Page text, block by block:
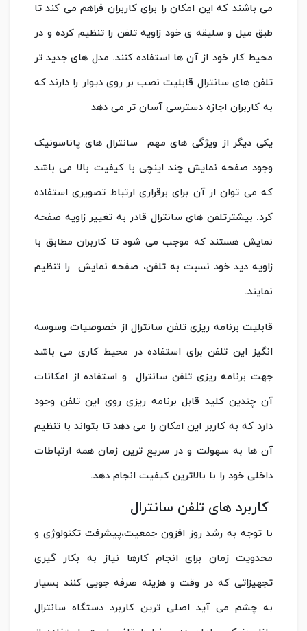
می باشند که این امکان را برای کاربران فراهم می کند تا
طبق میل و سلیقه ی خود زاویه تلفن را تنظیم کرده و در
محیط کار خود از آن ها استفاده کنند. مدل های جدید تر
تلفن های سانترال قابلیت نصب بر روی دیوار را دارند که
به کاربران اجازه دسترسی آسان تر می دهد
یکی دیگر از ویژگی های مهم سانترال های پاناسونیک
وجود صفحه نمایش چند اینچی با کیفیت بالا می باشد
که می توان از آن برای برقراری ارتباط تصویری استفاده
کرد. بیشترتلفن های سانترال قادر به تغییر زاویه صفحه
نمایش هستند که موجب می شود تا کاربران مطابق با
زاویه دید خود نسبت به تلفن، صفحه نمایش را تنظیم
نمایند.
قابلیت برنامه ریزی تلفن سانترال از خصوصیات وسوسه
انگیز این تلفن برای استفاده در محیط کاری می باشد
جهت برنامه ریزی تلفن سانترال و استفاده از امکانات
آن چندین کلید قابل برنامه ریزی روی این تلفن وجود
دارد که به کاربر این امکان را می دهد تا بتواند با تنظیم
آن ها به سهولت و در سریع ترین زمان همه ارتباطات
داخلی خود را با بالاترین کیفیت انجام دهد.
کاربرد های تلفن سانترال
با توجه به رشد روز افزون جمعیت،پیشرفت تکنولوژی و
محدویت زمان برای انجام کارها نیاز به بکار گیری
تجهیزاتی که در وقت و هزینه صرفه جویی کنند بسیار
به چشم می آید اصلی ترین کاربرد دستگاه سانترال